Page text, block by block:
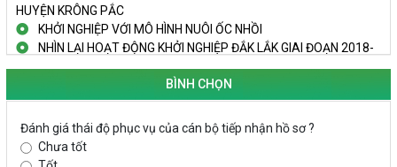
HUYỆN KRÔNG PẮC
KHỞI NGHIỆP VỚI MÔ HÌNH NUÔI ỐC NHỒI
NHÌN LẠI HOẠT ĐỘNG KHỞI NGHIỆP ĐẮK LẮK GIAI ĐOẠN 2018-
2020
KHAI MẠC TECHFEST 2024
Đắk Lắk - Tiềm năng và cơ hội đầu tư ngày
THANH NIÊN KHỞI NGHIỆP THÀNH CÔNG TỪ MÔ HÌNH KINH TẾ
BÌNH CHỌN
Đánh giá thái độ phục vụ của cán bộ tiếp nhận hồ sơ ?
Chưa tốt